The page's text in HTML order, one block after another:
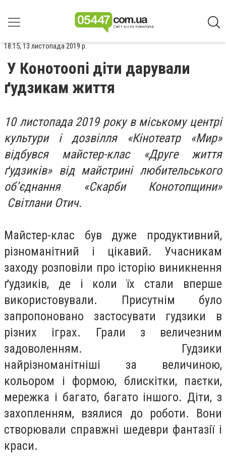
18:15, 13 листопада 2019 р.
У Конотоопі діти дарували
ґудзикам життя
10 листопада 2019 року в міському центрі
культури і дозвілля «Кінотеатр «Мир»
відбувся майстер-клас «Друге життя
ґудзиків» від майстрині любительського
об’єднання «Скарби Конотопщини»
Світлани Отич.
Майстер-клас був дуже продуктивний,
різноманітний і цікавий. Учасникам
заходу розповіли про історію виникнення
ґудзиків, де і коли їх стали вперше
використовували. Присутнім було
запропоновано застосувати гудзики в
різних іграх. Грали з величезним
задоволенням. Гудзики
найрізноманітніші за величиною,
кольором і формою, блискітки, паєтки,
мережка і багато, багато іншого. Діти, з
захопленням, взялися до роботи. Вони
створювали справжні шедеври фантазії і
краси.